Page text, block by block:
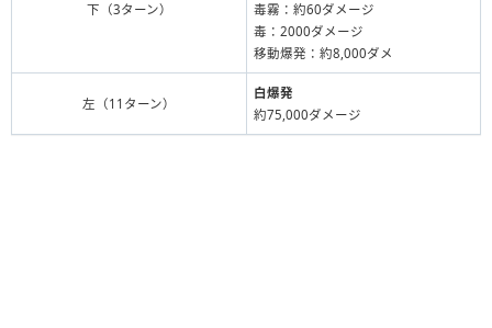
下（3ターン）
毒霧：約60ダメージ
毒：2000ダメージ
移動爆発：約8,000ダメ
左（11ターン）
白爆発
約75,000ダメージ